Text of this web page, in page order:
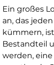
Ein großes
an, das
kümmern,
Bestandteil
werden,